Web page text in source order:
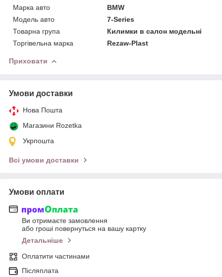
Марка авто
BMW
Модель авто
7-Series
Товарна група
Килимки в салон модельні
Торгівельна марка
Rezaw-Plast
Приховати
Умови доставки
Нова Пошта
Магазини Rozetka
Укрпошта
Всі умови доставки
Умови оплати
Ви отримаєте замовлення
або гроші повернуться на вашу картку
Детальніше
Оплатити частинами
Післяплата